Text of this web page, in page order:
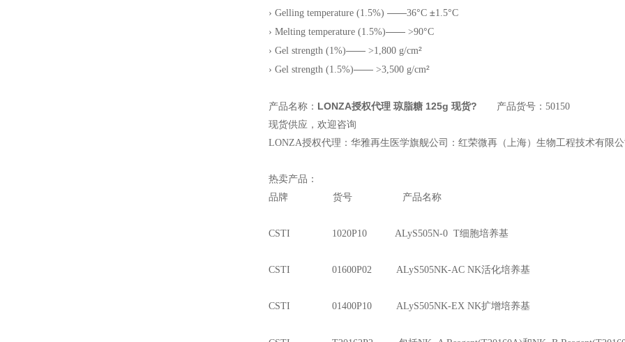
› Gelling temperature (1.5%) ――36°C ±1.5°C
› Melting temperature (1.5%)―― >90°C
› Gel strength (1%)―― >1,800 g/cm²
› Gel strength (1.5%)―― >3,500 g/cm²
产品名称： LONZA授权代理 琼脂糖 125g 现货?
产品货号：50150
现货供应，欢迎咨询
LONZA授权代理：华雅再生医学旗舰公司：红荣微再（上海）生物工程技术有限公
热卖产品：
品牌 货号 产品名称
CSTI 1020P10 ALyS505N-0 T细胞培养基
CSTI 01600P02 ALyS505NK-AC NK活化培养基
CSTI 01400P10 ALyS505NK-EX NK扩增培养基